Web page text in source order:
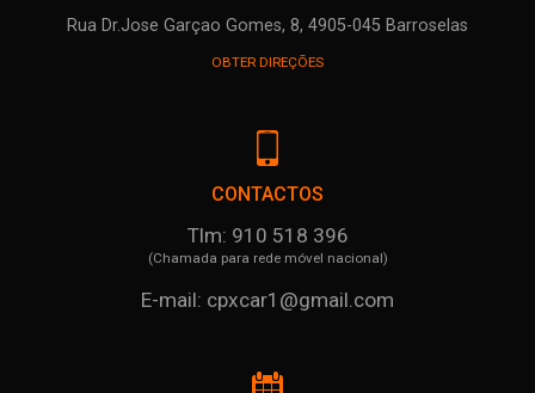
Rua Dr.Jose Garçao Gomes, 8, 4905-045 Barroselas
OBTER DIREÇÕES
CONTACTOS
Tlm: 910 518 396
(Chamada para rede móvel nacional)
E-mail: cpxcar1@gmail.com